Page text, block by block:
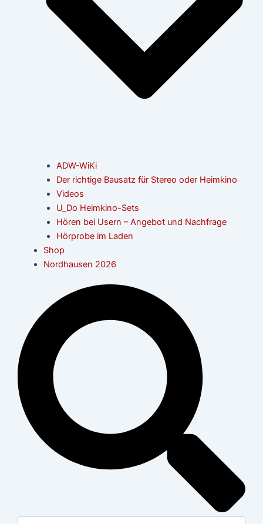
ADW-WiKi
Der richtige Bausatz für Stereo oder Heimkino
Videos
U_Do Heimkino-Sets
Hören bei Usern – Angebot und Nachfrage
Hörprobe im Laden
Shop
Nordhausen 2026